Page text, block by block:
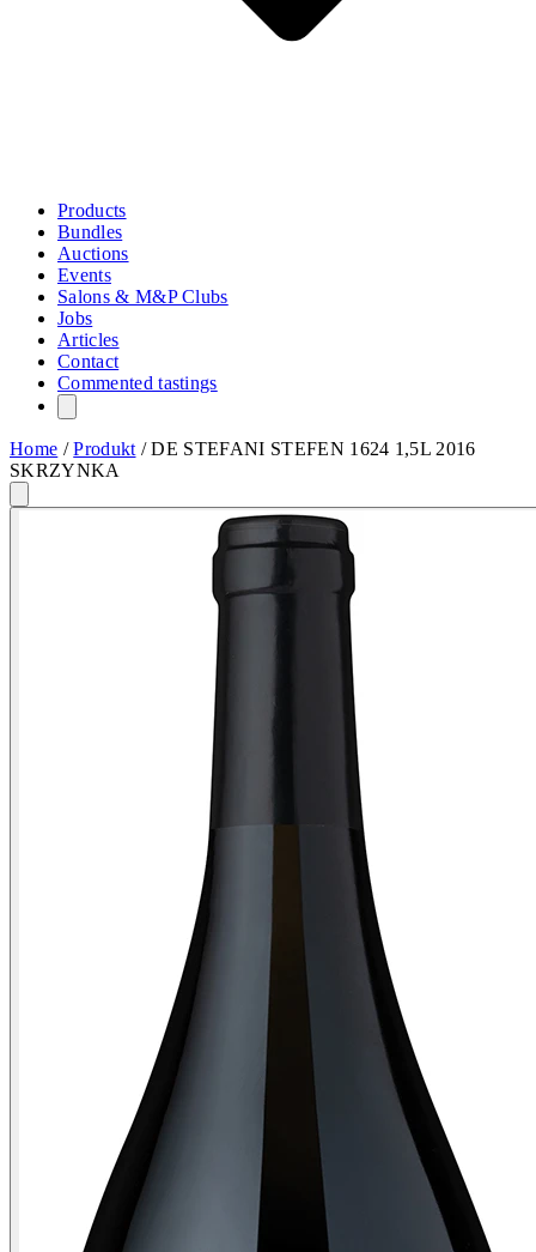
Products
Bundles
Auctions
Events
Salons & M&P Clubs
Jobs
Articles
Contact
Commented tastings
Home /Produkt /DE STEFANI STEFEN 1624 1,5L 2016
SKRZYNKA